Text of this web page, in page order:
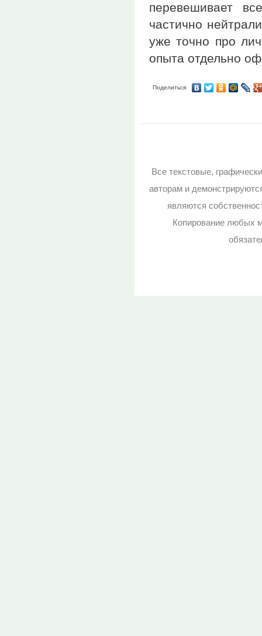
перевешивает
частично
уже точно про
опыта отдельно
Поделиться
Все текстовые,
авторам и
являются
Копирование любых